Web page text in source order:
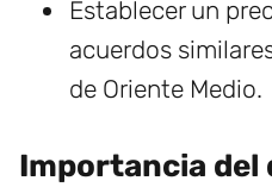
Establecer un
acuerdos
de Oriente Medio.
Importancia del